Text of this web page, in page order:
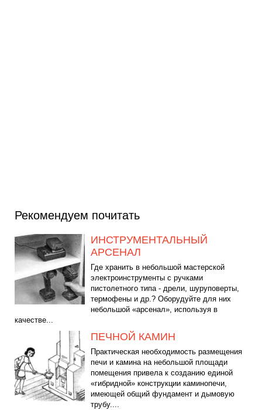
Рекомендуем почитать
ИНСТРУМЕНТАЛЬНЫЙ
АРСЕНАЛ
Где хранить в небольшой мастерской
электроинструменты с ручками
пистолетного типа - дрели, шуруповерты,
термофены и др.? Оборудуйте для них
небольшой «арсенал», используя в
качестве...
ПЕЧНОЙ КАМИН
Практическая необходимость размещения
печи и камина на небольшой площади
помещения привела к созданию единой
«гибридной» конструкции каминопечи,
имеющей общий фундамент и дымовую
трубу....